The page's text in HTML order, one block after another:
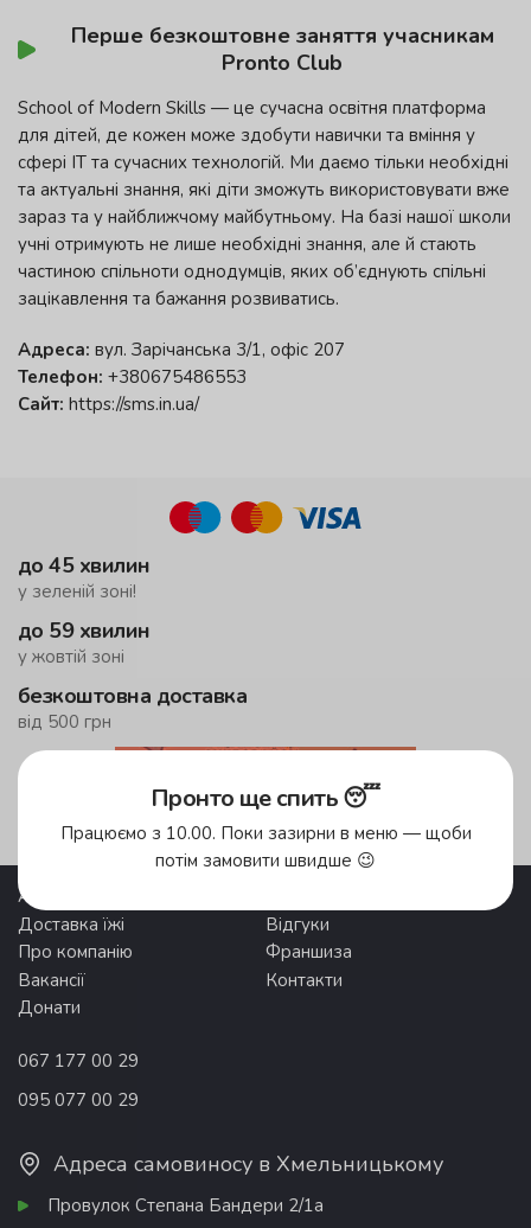
Перше безкоштовне заняття учасникам
Pronto Club
School of Modern Skills — це сучасна освітня платформа
для дітей, де кожен може здобути навички та вміння у
сфері ІТ та сучасних технологій. Ми даємо тільки необхідні
та актуальні знання, які діти зможуть використовувати вже
зараз та у найближчому майбутньому. На базі нашої школи
учні отримують не лише необхідні знання, але й стають
частиною спільноти однодумців, яких об’єднують спільні
зацікавлення та бажання розвиватись.
Адреса: вул. Зарічанська 3/1, офіс 207
Телефон: +380675486553
Сайт: https://sms.in.ua/
до 45 хвилин
у зеленій зоні!
до 59 хвилин
у жовтій зоні
безкоштовна доставка
від 500 грн
Зони доставки
Акції
Доставка їжі
Відгуки
Про компанію
Франшиза
Вакансії
Контакти
Донати
067 177 00 29
095 077 00 29
Адреса самовиносу в Хмельницькому
Провулок Степана Бандери 2/1а
Пронто ще спить 😴
Працюємо з 10.00. Поки зазирни в меню — щоби
потім замовити швидше 😉